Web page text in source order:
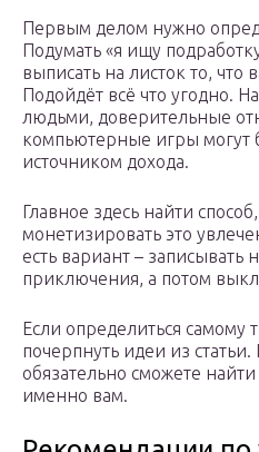
Первым делом нужно
Подумать «я ищу
выписать на листок то,
Подойдёт всё что угодно.
людьми, доверительные
компьютерные игры могут
источником дохода.
Главное здесь найти
монетизировать это
есть вариант – записывать
приключения, а потом
Если определиться самому
почерпнуть идеи из
обязательно сможете
именно вам.